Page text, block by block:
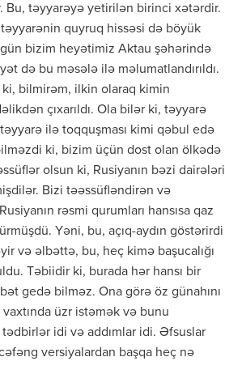
Bu, təyyarəyə yetirilən birinci xətərdir.
quyruq hissəsi də böyük
bizim heyətimiz Aktau şəhərində
də bu məsələ ilə məlumatlandırıldı.
bilmirəm, ilkin olaraq kimin
çıxarıldı. Ola bilər ki, təyyarə
ilə toqquşması kimi qəbul edə
ki, bizim üçün dost olan ölkədə
olsun ki, Rusiyanın bəzi dairələri
Bizi təəssüfləndirən və
rəsmi qurumları hansısa qaz
Yəni, bu, açıq-aydın göstərirdi
və əlbəttə, bu, heç kimə başucalığı
Təbiidir ki, burada hər hansı bir
gedə bilməz. Ona görə öz günahını
üzr istəmək və bunu
idi və addımlar idi. Əfsuslar
versiyalardan başqa heç nə